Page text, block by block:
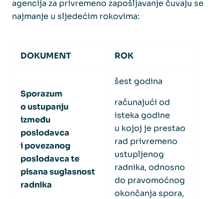
agencija za privremeno zapošljavanje čuvaju se
najmanje u sljedećim rokovima:
DOKUMENT ROK
Sporazum
o ustupanju
između
poslodavca
i povezanog
poslodavca te
pisana suglasnost
radnika
šest godina
računajući od
isteka godine
u kojoj je prestao
rad privremeno
ustupljenog
radnika, odnosno
do pravomoćnog
okončanja spora,